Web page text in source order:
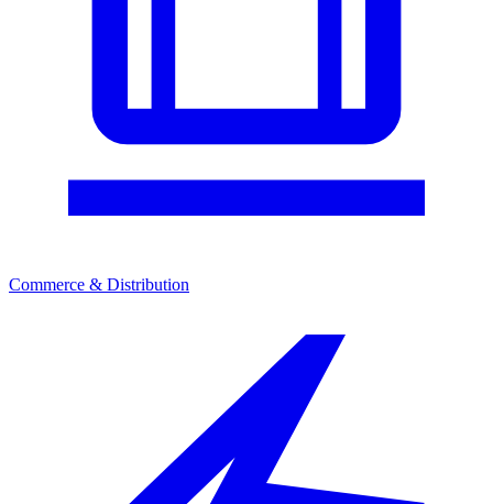
Commerce & Distribution